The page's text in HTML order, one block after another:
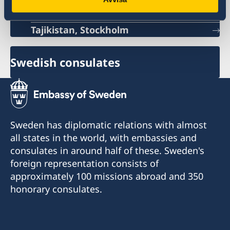
Tajikistan, Stockholm
Swedish consulates
Sweden has diplomatic relations with almost
all states in the world, with embassies and
consulates in around half of these. Sweden's
foreign representation consists of
approximately 100 missions abroad and 350
honorary consulates.